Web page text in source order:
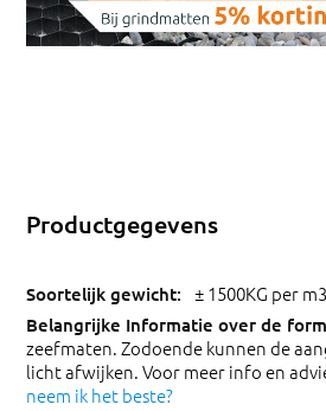
Productgegevens
± 1500KG per m3
zeefmaten. Zodoende kunnen de
licht afwijken. Voor meer info en
neem ik het beste?